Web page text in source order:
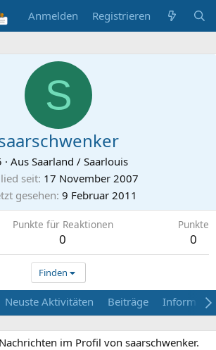
Anmelden Registrieren
S
· Aus Saarland / Saarlouis
seit 17 November 2007
gesehen 9 Februar 2011
Punkte für Reaktionen
0
Punkte
0
Finden
Neuste Aktivitäten Beiträge
im Profil von saarschwenker.